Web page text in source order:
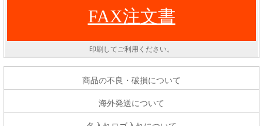
FAX注文書
印刷してご利用ください。
商品の不良・破損について
海外発送について